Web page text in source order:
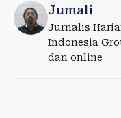
Jumali
Jurnalis
Indonesia
dan online